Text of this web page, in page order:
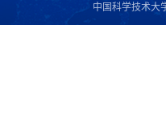
中国科学技术大